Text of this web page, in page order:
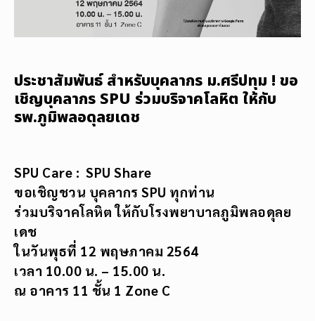
ประชาสัมพันธ์ สำหรับบุคลากร ม.ศรีปทุม ! ขอ
เชิญบุคลากร SPU ร่วมบริจาคโลหิต ให้กับ
รพ.ภูมิพลอดุลยเดช
SPU Care : SPU Share
ขอเชิญชวน บุคลากร SPU ทุกท่าน
ร่วมบริจาคโลหิต ให้กับโรงพยาบาลภูมิพลอดุลย
เดช
ในวันพุธที่ 12 พฤษภาคม 2564
เวลา 10.00 น. – 15.00 น.
ณ อาคาร 11 ชั้น 1 Zone C